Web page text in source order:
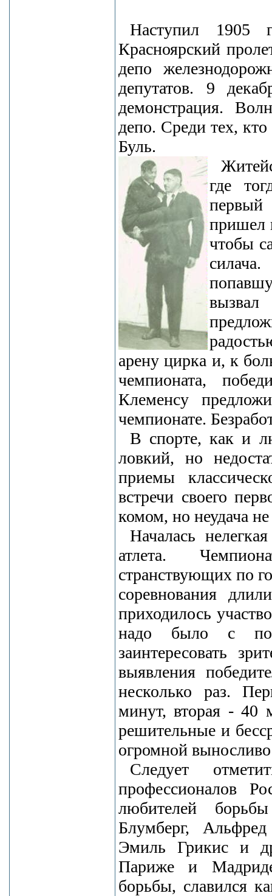
Наступил 1905
Красноярский
депо
депутатов. 9
демонстрация.
депо. Среди тех,
Буль.
где
пришел
чтобы
арену цирка и, к
чемпионата,
Клеменсу
чемпионате.
В спорте, как и
ловкий, но
приемы
встречи своего
комом, но неудача
Началась
атлета.
странствующих по
соревнования
приходилось
надо было с
заинтересовать
выявления
несколько раз.
минут, вторая - 40
решительные и
огромной
Следует
профессионалов
любителей
Блумберг,
Эмиль Грикис и
Париже и Мадриде
борьбы, славился